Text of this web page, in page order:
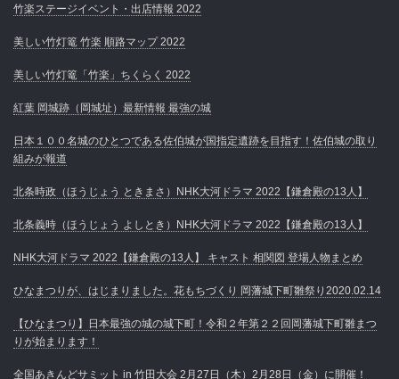
竹楽ステージイベント・出店情報 2022
美しい竹灯篭 竹楽 順路マップ 2022
美しい竹灯篭「竹楽」ちくらく 2022
紅葉 岡城跡（岡城址）最新情報 最強の城
日本１００名城のひとつである佐伯城が国指定遺跡を目指す！佐伯城の取り
組みが報道
北条時政（ほうじょう ときまさ）NHK大河ドラマ 2022【鎌倉殿の13人】
北条義時（ほうじょう よしとき）NHK大河ドラマ 2022【鎌倉殿の13人】
NHK大河ドラマ 2022【鎌倉殿の13人】 キャスト 相関図 登場人物まとめ
ひなまつりが、はじまりました。花もちづくり 岡藩城下町雛祭り2020.02.14
【ひなまつり】日本最強の城の城下町！令和２年第２２回岡藩城下町雛まつ
りが始まります！
全国あきんどサミット in 竹田大会 2月27日（木）2月28日（金）に開催！